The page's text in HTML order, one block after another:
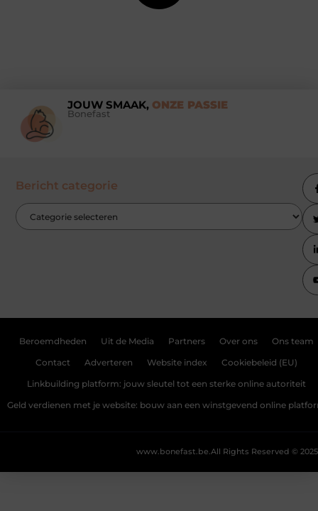
JOUW SMAAK, ONZE PASSIE
Bonefast
Bericht categorie
Beroemdheden Uit de Media Partners Over ons Ons team
Contact Adverteren Website index Cookiebeleid (EU)
Linkbuilding platform: jouw sleutel tot een sterke online autoriteit
Geld verdienen met je website: bouw aan een winstgevend online
All Rights Reserved © 2025
www.bonefast.be.